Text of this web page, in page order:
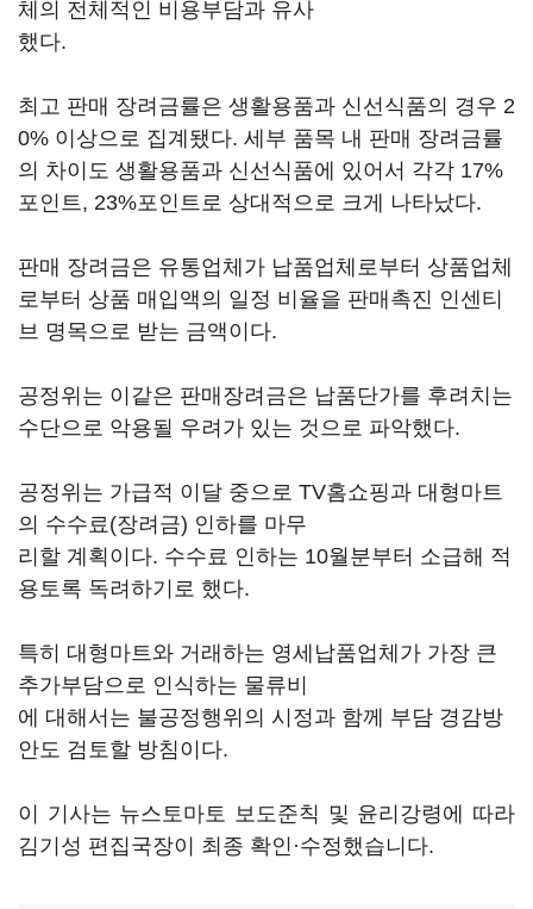
체의 전체적인 비용부담과 유사
했다.
최고 판매 장려금률은 생활용품과 신선식품의 경우 2
0% 이상으로 집계됐다. 세부 품목 내 판매 장려금률
의 차이도 생활용품과 신선식품에 있어서 각각 17%
포인트, 23%포인트로 상대적으로 크게 나타났다.
판매 장려금은 유통업체가 납품업체로부터 상품업체
로부터 상품 매입액의 일정 비율을 판매촉진 인센티
브 명목으로 받는 금액이다.
공정위는 이같은 판매장려금은 납품단가를 후려치는
수단으로 악용될 우려가 있는 것으로 파악했다.
공정위는 가급적 이달 중으로 TV홈쇼핑과 대형마트
의 수수료(장려금) 인하를 마무
리할 계획이다. 수수료 인하는 10월분부터 소급해 적
용토록 독려하기로 했다.
특히 대형마트와 거래하는 영세납품업체가 가장 큰
추가부담으로 인식하는 물류비
에 대해서는 불공정행위의 시정과 함께 부담 경감방
안도 검토할 방침이다.
이 기사는 뉴스토마토 보도준칙 및 윤리강령에 따라
김기성 편집국장이 최종 확인·수정했습니다.